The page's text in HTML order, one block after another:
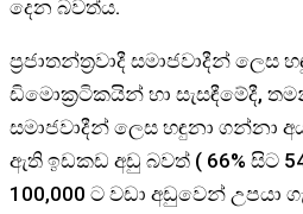
දෙන බවත්ය.
ප්‍රජාතන්ත්‍රවාදී සමාජවාදීන්
ඩිමොක්‍රටිකයින් හා සැසඳීමේදී, තමන්
සමාජවාදීන් ලෙස හඳුනා ගන්නා
ඇති ඉඩකඩ අඩු බවත් ( 66% සිට
100,000 ට වඩා අඩුවෙන් උපයා